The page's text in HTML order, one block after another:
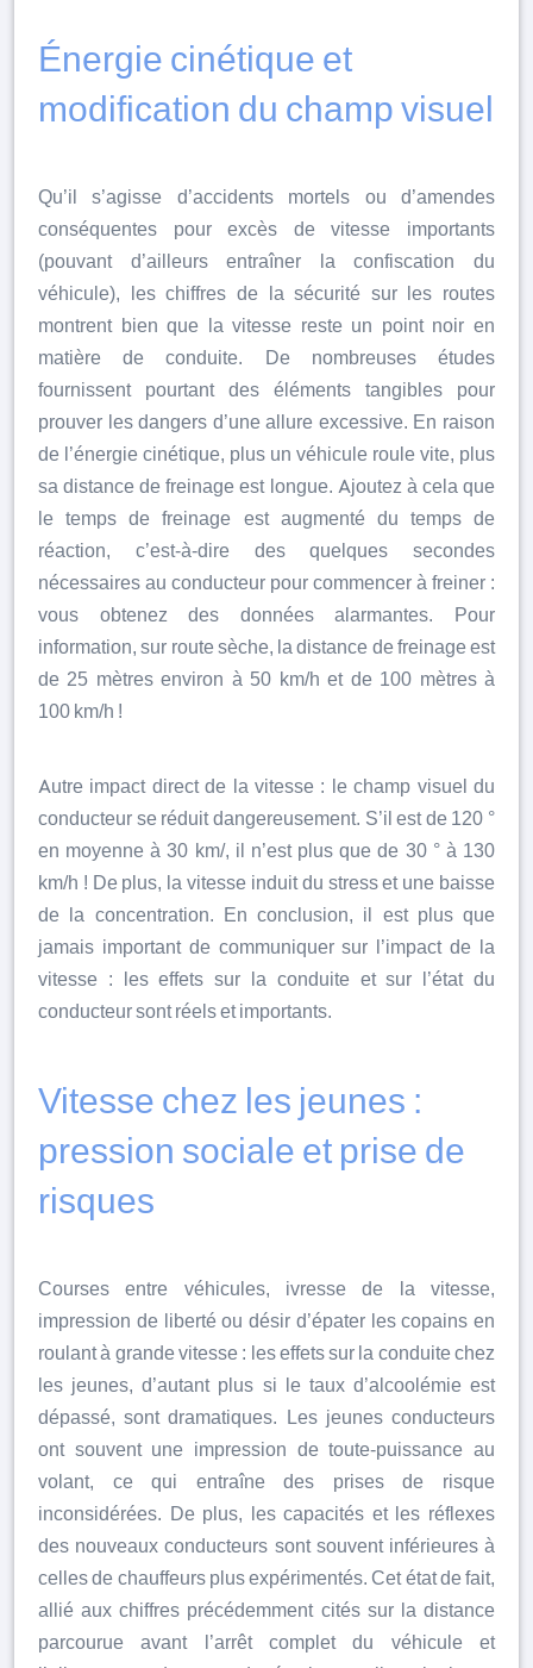
Énergie cinétique et
modification du champ visuel
Qu’il s’agisse d’accidents mortels ou d’amendes
conséquentes pour excès de vitesse importants
(pouvant d’ailleurs entraîner la confiscation du
véhicule), les chiffres de la sécurité sur les routes
montrent bien que la vitesse reste un point noir en
matière de conduite. De nombreuses études
fournissent pourtant des éléments tangibles pour
prouver les dangers d’une allure excessive. En raison
de l’énergie cinétique, plus un véhicule roule vite, plus
sa distance de freinage est longue. Ajoutez à cela que
le temps de freinage est augmenté du temps de
réaction, c’est-à-dire des quelques secondes
nécessaires au conducteur pour commencer à freiner :
vous obtenez des données alarmantes. Pour
information, sur route sèche, la distance de freinage est
de 25 mètres environ à 50 km/h et de 100 mètres à
100 km/h !
Autre impact direct de la vitesse : le champ visuel du
conducteur se réduit dangereusement. S’il est de 120 °
en moyenne à 30 km/, il n’est plus que de 30 ° à 130
km/h ! De plus, la vitesse induit du stress et une baisse
de la concentration. En conclusion, il est plus que
jamais important de communiquer sur l’impact de la
vitesse : les effets sur la conduite et sur l’état du
conducteur sont réels et importants.
Vitesse chez les jeunes :
pression sociale et prise de
risques
Courses entre véhicules, ivresse de la vitesse,
impression de liberté ou désir d’épater les copains en
roulant à grande vitesse : les effets sur la conduite chez
les jeunes, d’autant plus si le taux d’alcoolémie est
dépassé, sont dramatiques. Les jeunes conducteurs
ont souvent une impression de toute-puissance au
volant, ce qui entraîne des prises de risque
inconsidérées. De plus, les capacités et les réflexes
des nouveaux conducteurs sont souvent inférieures à
celles de chauffeurs plus expérimentés. Cet état de fait,
allié aux chiffres précédemment cités sur la distance
parcourue avant l’arrêt complet du véhicule et